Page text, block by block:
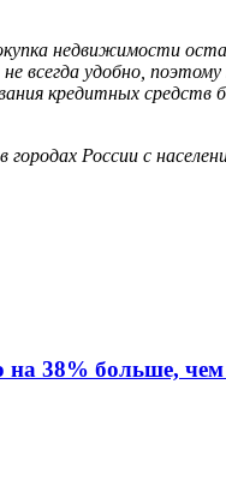
недвижимости
всегда удобно,
кредитных средств
России с
на 38% больше,